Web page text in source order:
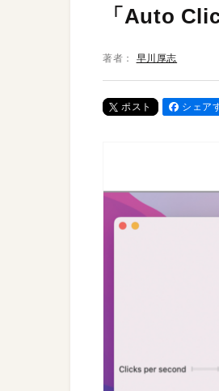
「Auto
著者： 早川厚志
ポスト シェア